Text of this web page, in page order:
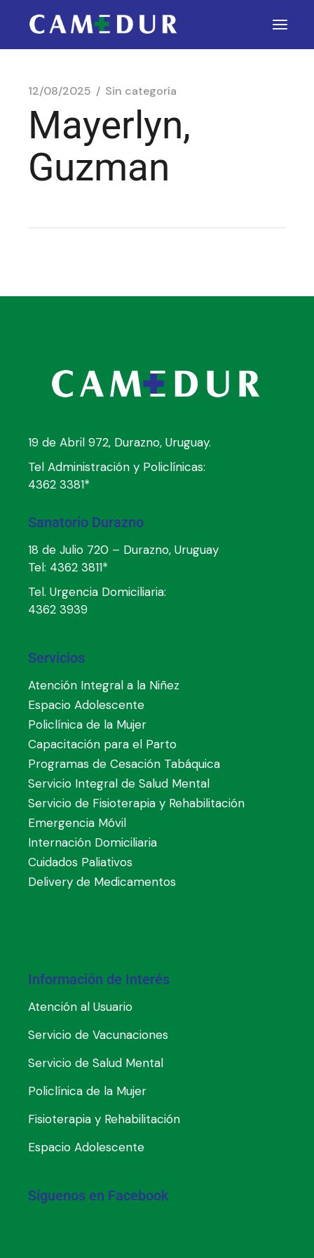
12/08/2025 Sin categoría
Mayerlyn,
Guzman
19 de Abril 972, Durazno, Uruguay.
Tel Administración y Policlínicas:
4362 3381*
Sanatorio Durazno
18 de Julio 720 – Durazno, Uruguay
Tel: 4362 3811*
Tel. Urgencia Domiciliaria:
4362 3939
Servicios
Atención Integral a la Niñez
Espacio Adolescente
Policlínica de la Mujer
Capacitación para el Parto
Programas de Cesación Tabáquica
Servicio Integral de Salud Mental
Servicio de Fisioterapia y Rehabilitación
Emergencia Móvil
Internación Domiciliaria
Cuidados Paliativos
Delivery de Medicamentos
Información de Interés
Atención al Usuario
Servicio de Vacunaciones
Servicio de Salud Mental
Policlínica de la Mujer
Fisioterapia y Rehabilitación
Espacio Adolescente
Síguenos en Facebook